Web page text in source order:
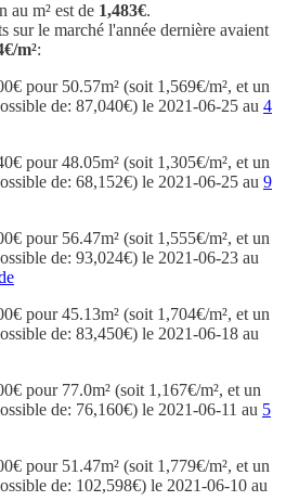
au m² est de 1,483€.
sur le marché l'année dernière avaient
m²:
pour 50.57m² (soit 1,569€/m², et un
de: 87,040€) le 2021-06-25 au 4
pour 48.05m² (soit 1,305€/m², et un
de: 68,152€) le 2021-06-25 au 9
pour 56.47m² (soit 1,555€/m², et un
de: 93,024€) le 2021-06-23 au
pour 45.13m² (soit 1,704€/m², et un
de: 83,450€) le 2021-06-18 au
pour 77.0m² (soit 1,167€/m², et un
de: 76,160€) le 2021-06-11 au 5
pour 51.47m² (soit 1,779€/m², et un
de: 102,598€) le 2021-06-10 au